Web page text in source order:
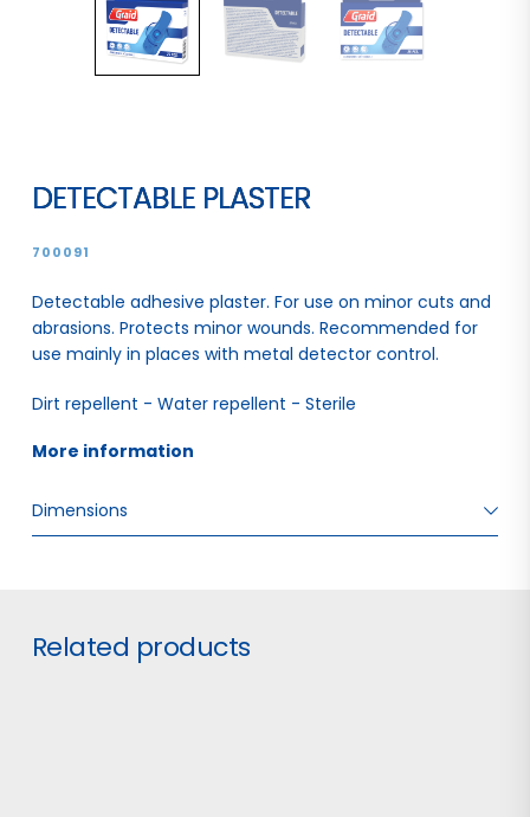
DETECTABLE PLASTER
700091
Detectable adhesive plaster. For use on minor cuts and
abrasions. Protects minor wounds. Recommended for
use mainly in places with metal detector control.
Dirt repellent - Water repellent - Sterile
More information
Dimensions
Related products